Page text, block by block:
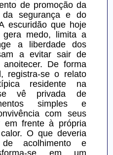
de promoção da
da segurança e do
escuridão que hoje
gera medo, limita a
a liberdade dos
a evitar sair de
De forma
registra-se o relato
residente na
vê privada de
simples e
com seus
em frente à própria
O que deveria
acolhimento e